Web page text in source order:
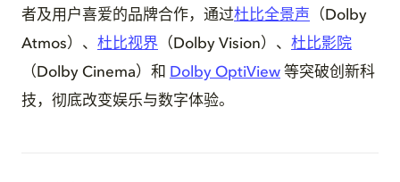
者及用户喜爱的品牌合作，通过杜比全景声
（Dolby
Atmos）、 杜比视界 （Dolby Vision）、 杜比影院
（Dolby Cinema）和 Dolby OptiView 等突破创新科
技，彻底改变娱乐与数字体验。